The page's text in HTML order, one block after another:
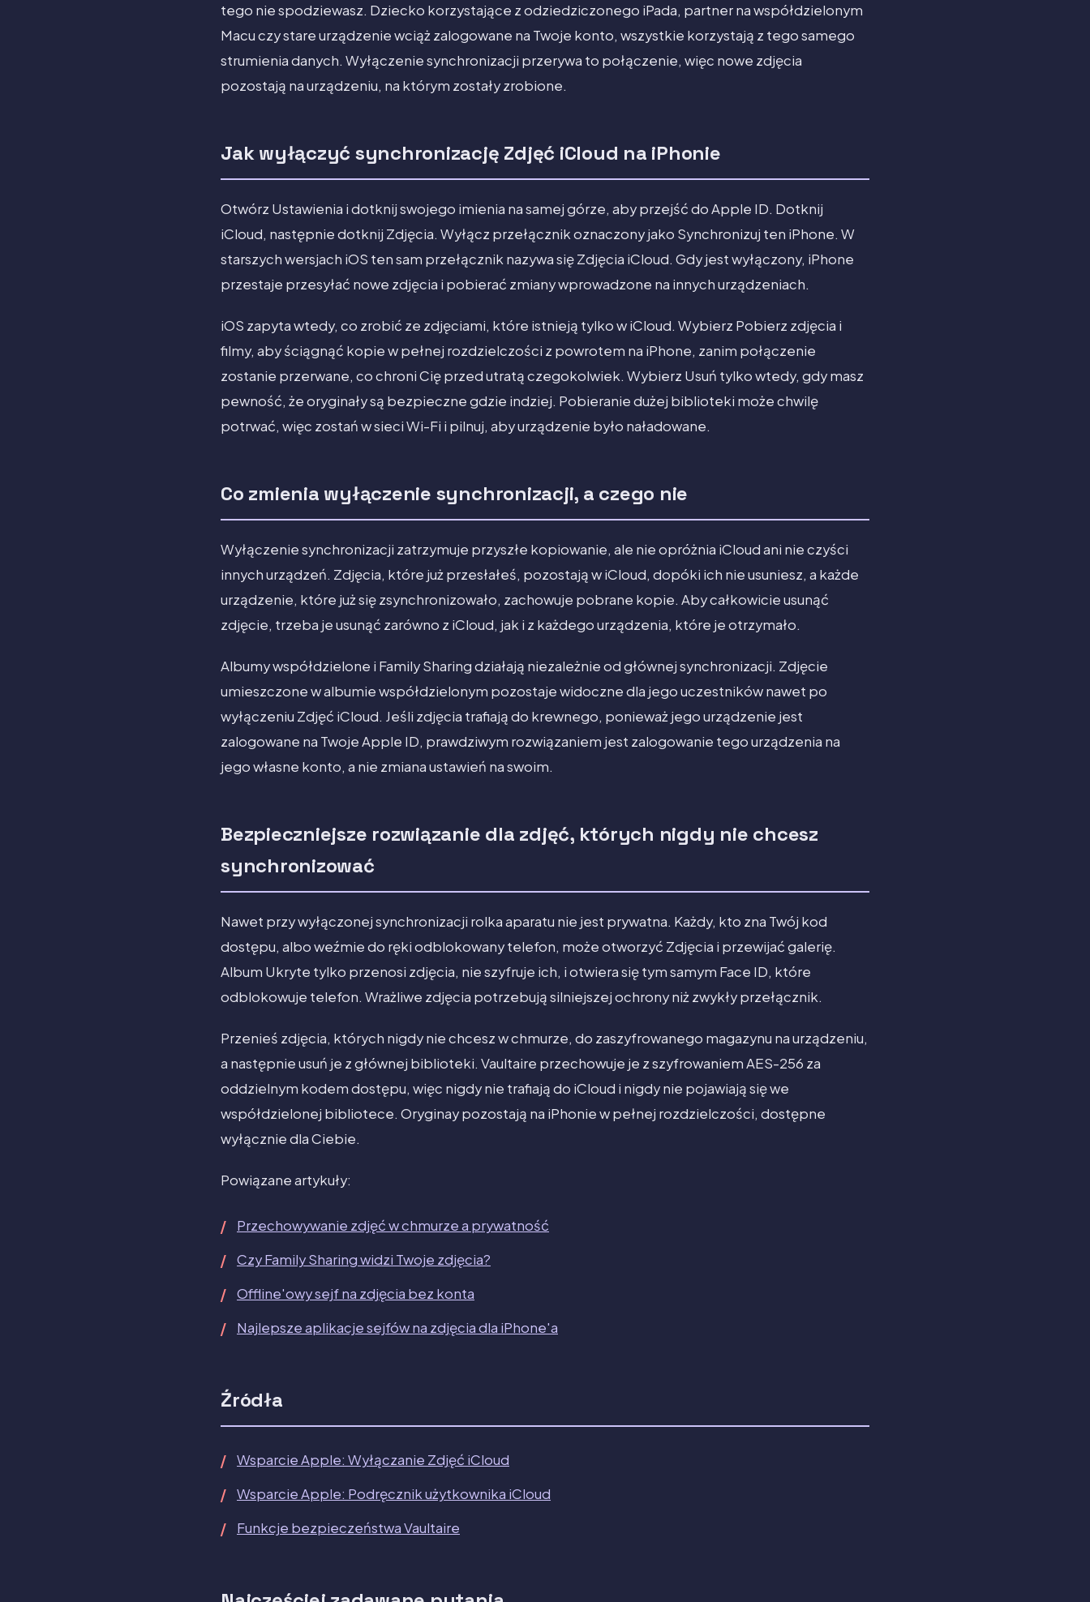
tego nie spodziewasz. Dziecko korzystające z odziedziczonego iPada, partner na współdzielonym
Macu czy stare urządzenie wciąż zalogowane na Twoje konto, wszystkie korzystają z tego samego
strumienia danych. Wyłączenie synchronizacji przerywa to połączenie, więc nowe zdjęcia
pozostają na urządzeniu, na którym zostały zrobione.
Jak wyłączyć synchronizację Zdjęć iCloud na iPhonie
Otwórz Ustawienia i dotknij swojego imienia na samej górze, aby przejść do Apple ID. Dotknij
iCloud, następnie dotknij Zdjęcia. Wyłącz przełącznik oznaczony jako Synchronizuj ten iPhone. W
starszych wersjach iOS ten sam przełącznik nazywa się Zdjęcia iCloud. Gdy jest wyłączony, iPhone
przestaje przesyłać nowe zdjęcia i pobierać zmiany wprowadzone na innych urządzeniach.
iOS zapyta wtedy, co zrobić ze zdjęciami, które istnieją tylko w iCloud. Wybierz Pobierz zdjęcia i
filmy, aby ściągnąć kopie w pełnej rozdzielczości z powrotem na iPhone, zanim połączenie
zostanie przerwane, co chroni Cię przed utratą czegokolwiek. Wybierz Usuń tylko wtedy, gdy masz
pewność, że oryginały są bezpieczne gdzie indziej. Pobieranie dużej biblioteki może chwilę
potrwać, więc zostań w sieci Wi-Fi i pilnuj, aby urządzenie było naładowane.
Co zmienia wyłączenie synchronizacji, a czego nie
Wyłączenie synchronizacji zatrzymuje przyszłe kopiowanie, ale nie opróżnia iCloud ani nie czyści
innych urządzeń. Zdjęcia, które już przesłałeś, pozostają w iCloud, dopóki ich nie usuniesz, a każde
urządzenie, które już się zsynchronizowało, zachowuje pobrane kopie. Aby całkowicie usunąć
zdjęcie, trzeba je usunąć zarówno z iCloud, jak i z każdego urządzenia, które je otrzymało.
Albumy współdzielone i Family Sharing działają niezależnie od głównej synchronizacji. Zdjęcie
umieszczone w albumie współdzielonym pozostaje widoczne dla jego uczestników nawet po
wyłączeniu Zdjęć iCloud. Jeśli zdjęcia trafiają do krewnego, ponieważ jego urządzenie jest
zalogowane na Twoje Apple ID, prawdziwym rozwiązaniem jest zalogowanie tego urządzenia na
jego własne konto, a nie zmiana ustawień na swoim.
Bezpieczniejsze rozwiązanie dla zdjęć, których nigdy nie chcesz
synchronizować
Nawet przy wyłączonej synchronizacji rolka aparatu nie jest prywatna. Każdy, kto zna Twój kod
dostępu, albo weźmie do ręki odblokowany telefon, może otworzyć Zdjęcia i przewijać galerię.
Album Ukryte tylko przenosi zdjęcia, nie szyfruje ich, i otwiera się tym samym Face ID, które
odblokowuje telefon. Wrażliwe zdjęcia potrzebują silniejszej ochrony niż zwykły przełącznik.
Przenieś zdjęcia, których nigdy nie chcesz w chmurze, do zaszyfrowanego magazynu na urządzeniu,
a następnie usuń je z głównej biblioteki. Vaultaire przechowuje je z szyfrowaniem AES-256 za
oddzielnym kodem dostępu, więc nigdy nie trafiają do iCloud i nigdy nie pojawiają się we
współdzielonej bibliotece. Oryginay pozostają na iPhonie w pełnej rozdzielczości, dostępne
wyłącznie dla Ciebie.
Powiązane artykuły:
Przechowywanie zdjęć w chmurze a prywatność
Czy Family Sharing widzi Twoje zdjęcia?
Offline'owy sejf na zdjęcia bez konta
Najlepsze aplikacje sejfów na zdjęcia dla iPhone'a
Źródła
Wsparcie Apple: Wyłączanie Zdjęć iCloud
Wsparcie Apple: Podręcznik użytkownika iCloud
Funkcje bezpieczeństwa Vaultaire